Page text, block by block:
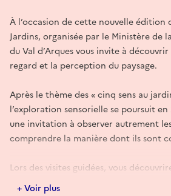
À l’occasion de cette nouvelle édition
Jardins, organisée par le Ministère de
du Val d’Arques vous invite à
regard et la perception du paysage.
Après le thème des « cinq sens au
l’exploration sensorielle se poursuit en
une invitation à observer autrement
comprendre la manière dont ils sont
Lors des visites guidées, vous
jardins imaginés par Béatrice Bodin,
+ Voir plus